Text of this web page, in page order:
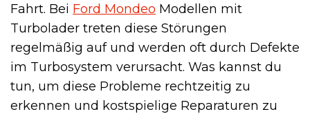
Fahrt. Bei Ford Mondeo Modellen mit
Turbolader treten diese Störungen
regelmäßig auf und werden oft durch Defekte
im Turbosystem verursacht. Was kannst du
tun, um diese Probleme rechtzeitig zu
erkennen und kostspielige Reparaturen zu